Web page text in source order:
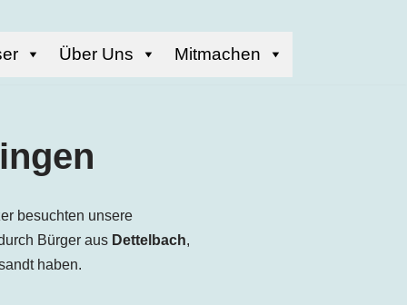
Über Uns Mitmachen
besuchten unsere
Bürger aus Dettelbach,
haben.